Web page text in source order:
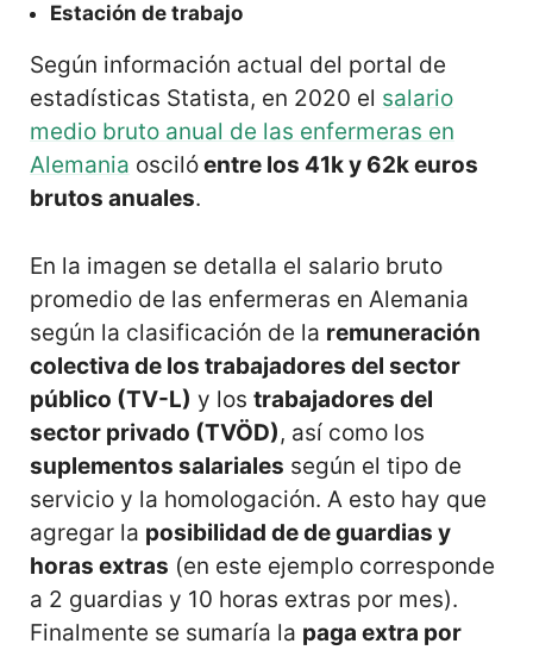
Estación de trabajo
Según información actual del portal de
estadísticas Statista, en 2020 el salario
medio bruto anual de las enfermeras en
Alemania oscilóentre los 41k y 62k euros
brutos anuales.
En la imagen se detalla el salario bruto
promedio de las enfermeras en Alemania
según la clasificación de la remuneración
colectiva de los trabajadores del sector
público (TV-L) y los trabajadores del
sector privado (TVÖD), así como los
suplementos salariales según el tipo de
servicio y la homologación. A esto hay que
agregar la posibilidad de de guardias y
horas extras (en este ejemplo corresponde
a 2 guardias y 10 horas extras por mes).
Finalmente se sumaría la paga extra por